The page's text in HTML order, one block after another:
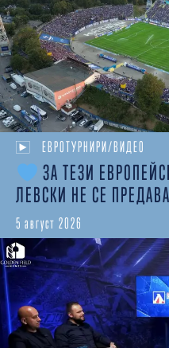
ЕВРОТУРНИРИ/ВИДЕО
ЗА ТЕЗИ
ЛЕВСКИ НЕ СЕ
5 август 2026